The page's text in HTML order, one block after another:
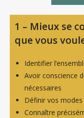
1 – Mieux se
que vous
Identifier
Avoir conscience
nécessaires
Définir vos
Connaître